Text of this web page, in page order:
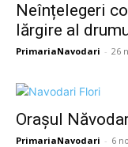
Neînțelegeri
lărgire al
PrimariaNavodari - 26
Orașul
PrimariaNavodari - 6